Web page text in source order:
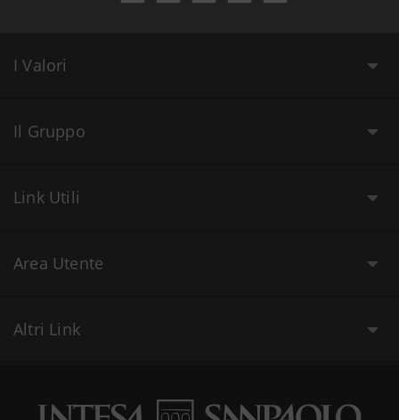
I Valori
Il Gruppo
Link Utili
Area Utente
Altri Link